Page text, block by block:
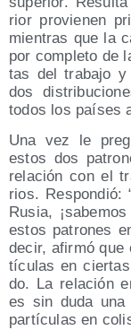
rior pro­vie­nen
mien­tras que la
por com­ple­to de
tas del tra­ba­jo y
dos
todos los paí­ses
Una vez le
estos dos
rela­ción con el
rios. Res­pon­dió:
Rusia,
estos patro­nes
decir, afir­mó
tí­cu­las en
do. La rela­ción
es sin duda una
par­tí­cu­las en